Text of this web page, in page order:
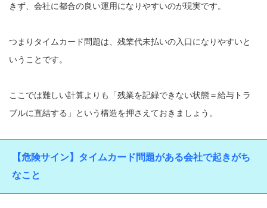
きず、会社に都合の良い運用になりやすいのが現実です。
つまりタイムカード問題は、残業代未払いの入口になりやすいと
いうことです。
ここでは難しい計算よりも「残業を記録できない状態＝給与トラ
ブルに直結する」という構造を押さえておきましょう。
【危険サイン】タイムカード問題がある会社で起きがち
なこと